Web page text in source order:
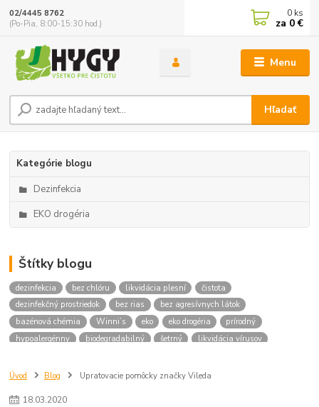
Menu
Hľadať
02/4445 8762
(Po-Pia, 8:00-15:30 hod.)
0 ks
za 0 €
Kategórie blogu
Dezinfekcia
EKO drogéria
Štítky blogu
dezinfekcia bez chlóru likvidácia plesní
čistota
dezinfekčný prostriedok
bez rias
bez agresívnych látok
bazénová chémia
Winni’s eko eko drogéria
prírodný
hypoalergénny
biodegradabilný šetrný
likvidácia vírusov
zmetáky
handry utierky špongie pomôcky na upratovanie
Úvod Blog Upratovacie pomôcky značky Vileda
18.03.2020